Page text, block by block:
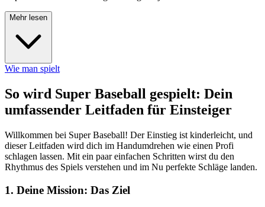
Mehr lesen
Wie man spielt
So wird Super Baseball gespielt: Dein
umfassender Leitfaden für Einsteiger
Willkommen bei Super Baseball! Der Einstieg ist kinderleicht, und
dieser Leitfaden wird dich im Handumdrehen wie einen Profi
schlagen lassen. Mit ein paar einfachen Schritten wirst du den
Rhythmus des Spiels verstehen und im Nu perfekte Schläge landen.
1. Deine Mission: Das Ziel